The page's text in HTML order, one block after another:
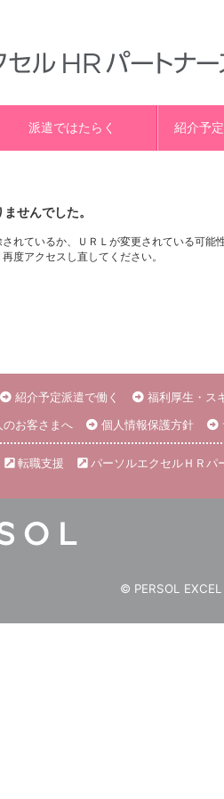
派遣ではたらく 紹介予
せんでした。
れているか、ＵＲＬが変更されている可能
度アクセスし直してください。
紹介予定派遣で働く 福利厚生・ス
のお客さまへ 個人情報保護方針
転職支援 パーソルエクセルＨＲパ
© PERSOL